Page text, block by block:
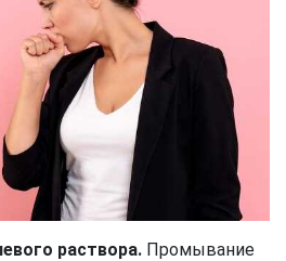
раствора. Промывание